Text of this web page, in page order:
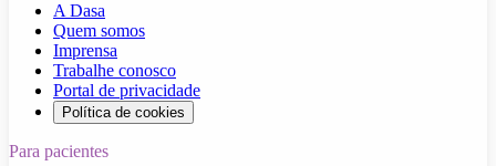
A Dasa
Quem somos
Imprensa
Trabalhe conosco
Portal de privacidade
Política de cookies
Para pacientes